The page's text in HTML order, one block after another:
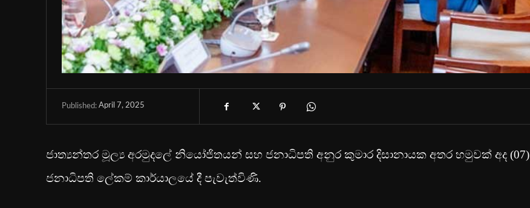
Published: April 7, 2025
ජාත්‍යන්තර මූල්‍ය අරමුදලේ නියෝජිතයන් සහ ජනාධිපති අනුර කුමාර දිසානායක අතර හමුවක් අද (07)
ජනාධිපති ලේකම් කාර්යාලයේ දී පැවැත්විණි.